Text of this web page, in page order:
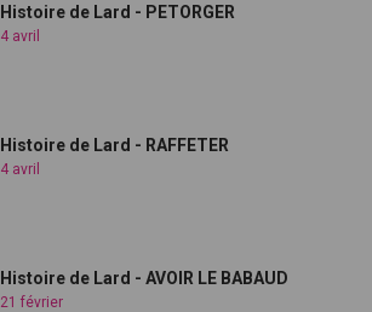
Histoire de Lard - PETORGER
4 avril
Histoire de Lard - RAFFETER
4 avril
Histoire de Lard - AVOIR LE BABAUD
21 février